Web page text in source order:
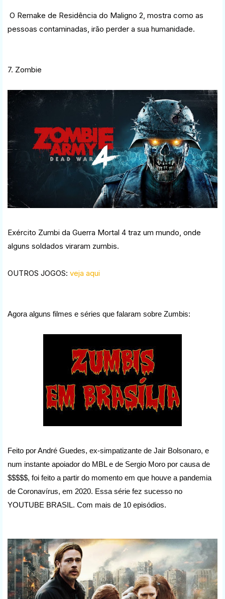
O Remake de Residência do Maligno 2, mostra como as
pessoas contaminadas, irão perder a sua humanidade.
7. Zombie
Exército Zumbi da Guerra Mortal 4 traz um mundo, onde
alguns soldados viraram zumbis.
OUTROS JOGOS: veja aqui
Agora alguns filmes e séries que falaram sobre Zumbis:
Feito por André Guedes, ex-simpatizante de Jair Bolsonaro, e
num instante apoiador do MBL e de Sergio Moro por causa de
$$$$$, foi feito a partir do momento em que houve a pandemia
de Coronavírus, em 2020. Essa série fez sucesso no
YOUTUBE BRASIL. Com mais de 10 episódios.